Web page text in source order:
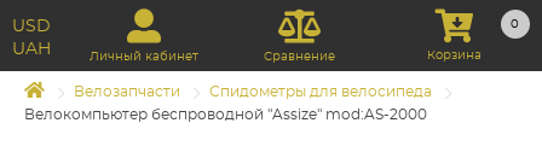
USD
UAH
Личный кабинет Сравнение
0
Корзина
Велозапчасти
Спидометры для велосипеда
Велокомпьютер беспроводной "Assize" mod:AS-2000